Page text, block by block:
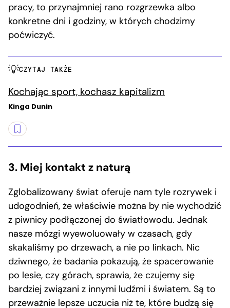
pracy, to przynajmniej rano rozgrzewka albo
konkretne dni i godziny, w których chodzimy
poćwiczyć.
CZYTAJ TAKŻE
Kochając sport, kochasz kapitalizm
Kinga Dunin
3. Miej kontakt z naturą
Zglobalizowany świat oferuje nam tyle rozrywek i
udogodnień, że właściwie można by nie wychodzić
z piwnicy podłączonej do światłowodu. Jednak
nasze mózgi wyewoluowały w czasach, gdy
skakaliśmy po drzewach, a nie po linkach. Nic
dziwnego, że badania pokazują, że spacerowanie
po lesie, czy górach, sprawia, że czujemy się
bardziej związani z innymi ludźmi i światem. Są to
przeważnie lepsze uczucia niż te, które budzą się